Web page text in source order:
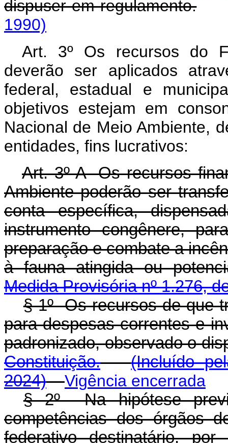
dispuser em regulamento.
1990)
Art. 3º Os recursos do
deverão ser aplicados
federal, estadual e
objetivos estejam em
Nacional de Meio Ambiente,
entidades, fins lucrativos:
Art. 3º-A Os recursos
Ambiente poderão ser
conta específica,
instrumento congênere,
preparação e combate a
à fauna atingida ou
Medida Provisória nº 1.276,
§ 1º Os recursos de que
para despesas correntes e
padronizado, observado o
Constituição.
(Incluído
2024)
Vigência encerrada
§ 2º Na hipótese
competências dos órgãos
federativo destinatário,